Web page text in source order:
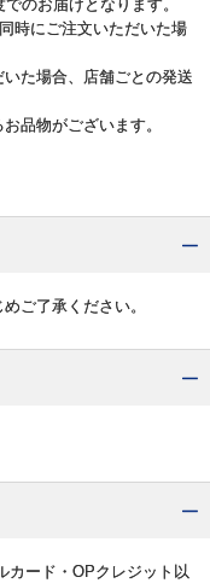
のお届けとなります。
時にご注文いただいた場
た場合、店舗ごとの発送
品物がございます。
ご了承ください。
カード・OPクレジット以